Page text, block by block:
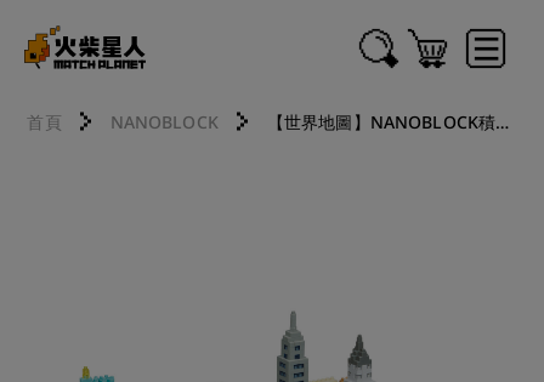
首頁 NANOBLOCK 【世界地圖】NANOBLOCK積木 NB-033 紐約